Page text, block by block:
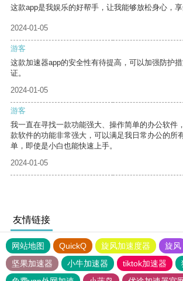
这款app是我娱乐的好帮手，让我能够放松身心，享
2024-01-05
游客
这款加速器app的安全性有待提高，可以加强防护
证。
2024-01-05
游客
我一直在寻找一款功能强大、操作简单的办公软件
款软件的功能非常强大，可以满足我日常办公的所
单，即使是小白也能快速上手。
2024-01-05
友情链接
网站地图 QuickQ 旋风加速度器 旋风
坚果加速器
小牛加速器 tiktok加速器